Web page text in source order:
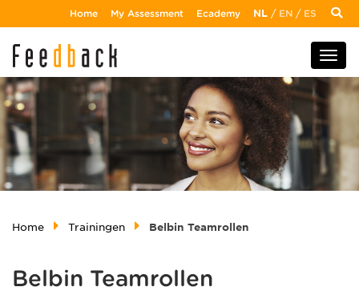
Home My Assessment Ecademy NL / EN / ES
Home Trainingen Belbin Teamrollen
Belbin Teamrollen